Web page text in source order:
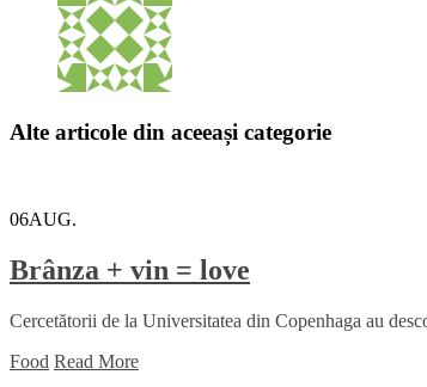
Alte articole din aceeași categorie
06AUG.
Brânza + vin = love
Cercetătorii de la Universitatea din Copenhaga au
Food Read More